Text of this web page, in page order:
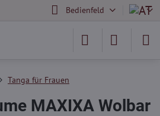
Bedienfeld
Tanga für Frauen
MAXIXA Wolbar